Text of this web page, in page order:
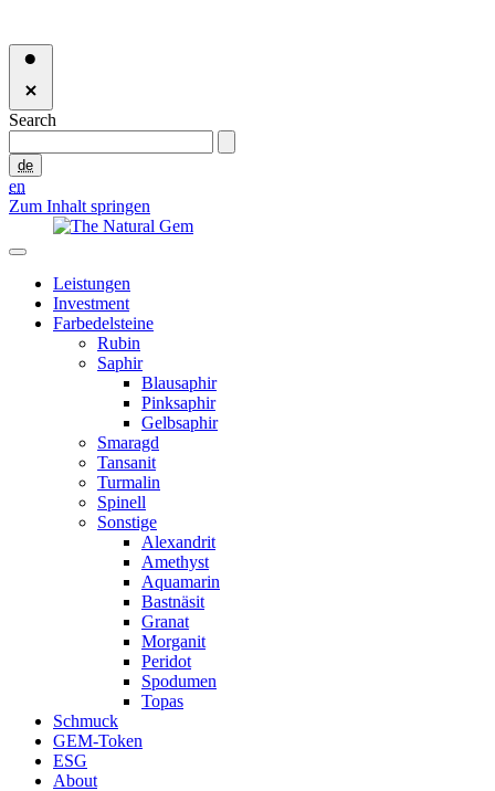
Search
de
en
Zum Inhalt springen
Leistungen
Investment
Farbedelsteine
Rubin
Saphir
Blausaphir
Pinksaphir
Gelbsaphir
Smaragd
Tansanit
Turmalin
Spinell
Sonstige
Alexandrit
Amethyst
Aquamarin
Bastnäsit
Granat
Morganit
Peridot
Spodumen
Topas
Schmuck
GEM-Token
ESG
About